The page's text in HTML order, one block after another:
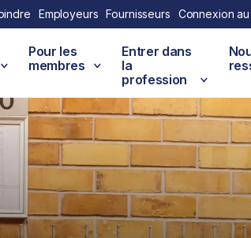
Employeurs Fournisseurs Connexion
Pour les
membres
Entrer dans
la
profession